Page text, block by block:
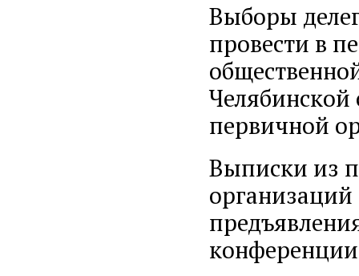
Выборы
провести в
Челябинской
первичной
Выписки из
организаций